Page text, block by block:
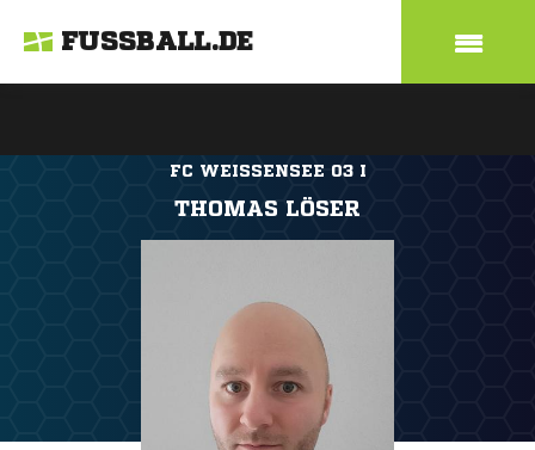
FUSSBALL.DE
FC WEISSENSEE 03 I
THOMAS LÖSER